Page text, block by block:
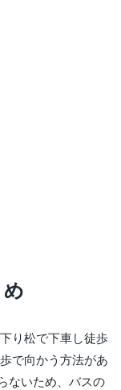
り松で下車し徒歩
で向かう方法があ
ないため、バスの